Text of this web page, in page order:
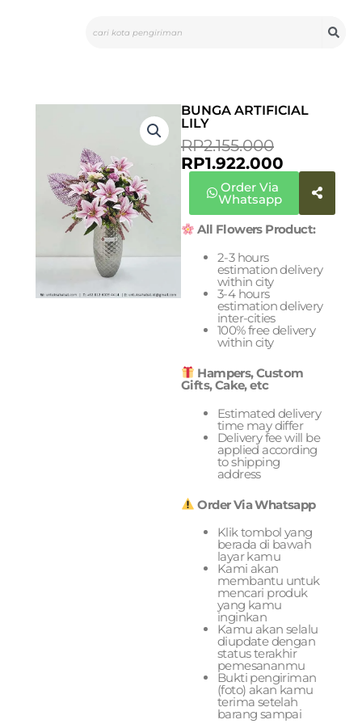
BUNGA ARTIFICIAL
LILY
RP2.155.000
PRICE
RP1.922.000
Order Via
Whatsapp
All Flowers Product:
2-3 hours
estimation delivery
within city
3-4 hours
estimation delivery
inter-cities
100% free delivery
within city
Hampers, Custom
Gifts, Cake, etc
Estimated delivery
time may differ
Delivery fee will be
applied according
to shipping
address
Order Via Whatsapp
Klik tombol yang
berada di bawah
layar kamu
Kami akan
membantu untuk
mencari produk
yang kamu
inginkan
Kamu akan selalu
diupdate dengan
status terakhir
pemesananmu
Bukti pengiriman
(foto) akan kamu
terima setelah
barang sampai